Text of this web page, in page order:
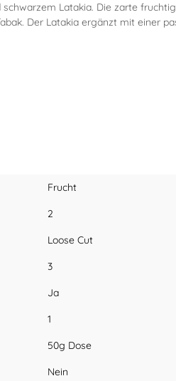
Latakia. Die zarte
Der Latakia ergänzt mit einer
Frucht
2
Loose Cut
3
Ja
1
50g Dose
Nein